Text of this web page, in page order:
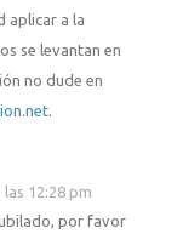
aplicar a la
se levantan en
no dude en
.
12:28 pm
por favor